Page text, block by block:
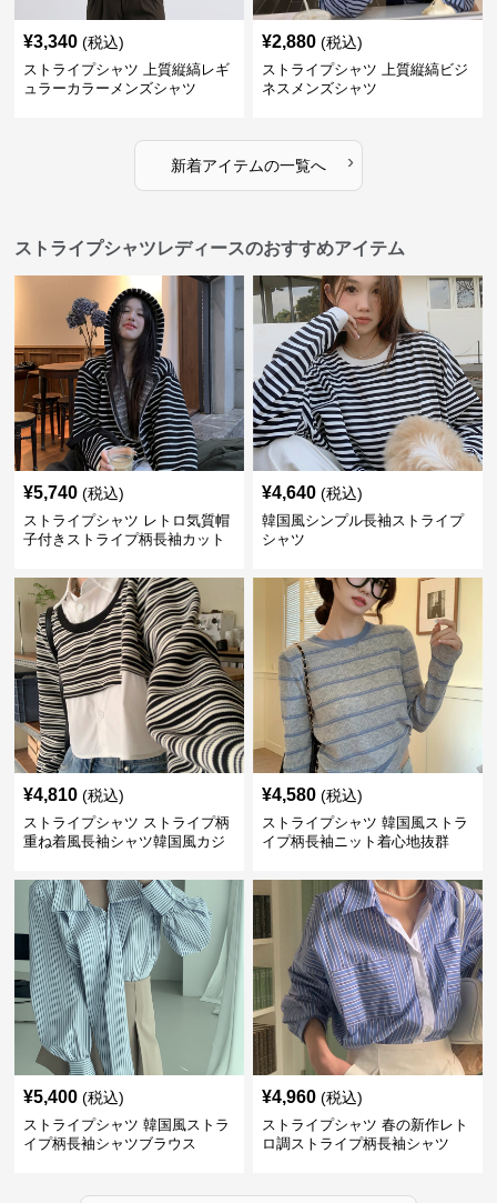
¥3,340 (税込)
ストライプシャツ 上質縦縞レギ
ュラーカラーメンズシャツ
¥2,880 (税込)
ストライプシャツ 上質縦縞ビジ
ネスメンズシャツ
新着アイテムの一覧へ ›
ストライプシャツレディースのおすすめアイテム
¥5,740 (税込)
ストライプシャツ レトロ気質帽
子付きストライプ柄長袖カット
¥4,640 (税込)
韓国風シンプル長袖ストライプ
シャツ
¥4,810 (税込)
ストライプシャツ ストライプ柄
重ね着風長袖シャツ韓国風カジ
¥4,580 (税込)
ストライプシャツ 韓国風ストラ
イプ柄長袖ニット着心地抜群
¥5,400 (税込)
ストライプシャツ 韓国風ストラ
イプ柄長袖シャツブラウス
¥4,960 (税込)
ストライプシャツ 春の新作レト
ロ調ストライプ柄長袖シャツ